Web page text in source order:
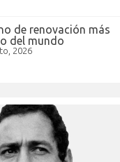
de renovación más
del mundo
2026